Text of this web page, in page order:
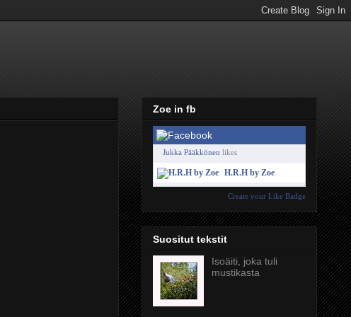
Zoe in fb
Jukka Pääkkönen likes
H.R.H by Zoe
Create your Like Badge
Suositut tekstit
Isoäiti, joka tuli
mustikasta